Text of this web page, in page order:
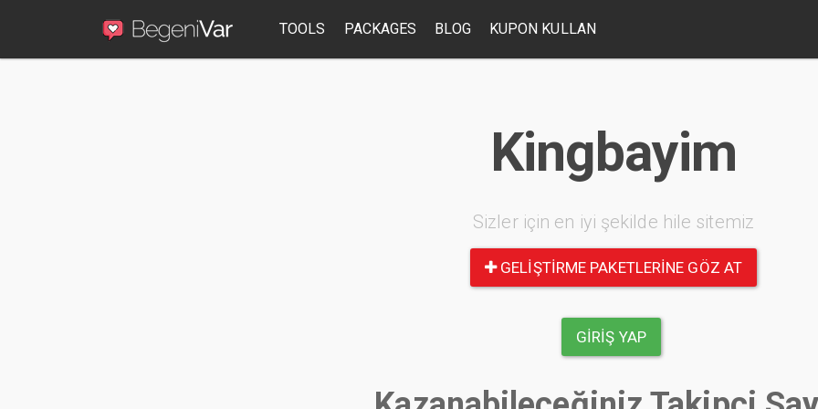
TOOLS PACKAGES BLOG KUPON KULLAN
Kingbayim
Sizler için en iyi şekilde hile sitemiz
GELIŞTIRME PAKETLERINE GÖZ AT
GIRIŞ YAP